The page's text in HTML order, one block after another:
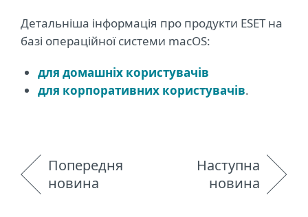
Детальніша інформація про продукти ESET на
базі операційної системи macOS:
для домашніх користувачів
для корпоративних користувачів.
Попередня
новина
Наступна
новина